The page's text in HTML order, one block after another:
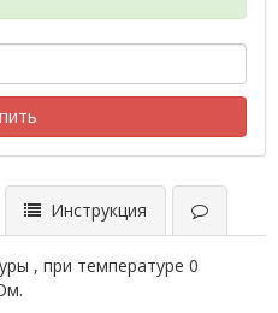
Инструкция
, при температуре 0